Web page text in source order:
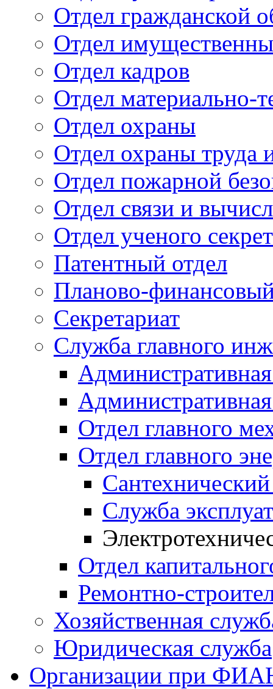
Отдел гражданской
Отдел
Отдел кадров
Отдел материально-
Отдел охраны
Отдел охраны труда
Отдел пожарной
Отдел связи и
Отдел ученого
Патентный отдел
Планово-
Секретариат
Служба главного
Отдел главного
Отдел главного
Служба
Отдел
Ремонтно-
Хозяйственная
Юридическая служба
Организации при